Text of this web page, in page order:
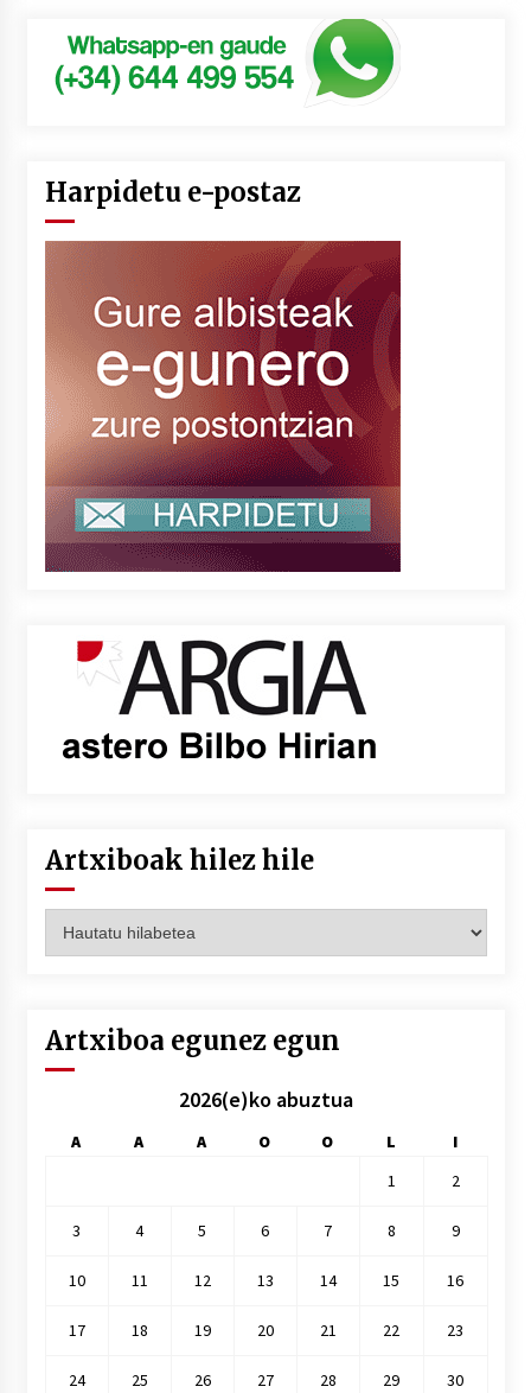
Harpidetu e-postaz
Artxiboak hilez hile
hilez
Artxiboa egunez egun
2026(e)ko abuztua
A A A O O L
I
1
2
3 4 5 6 7 8 9
10 11 12 13 14 15 16
17 18 19 20 21 22 23
24 25 26 27 28 29 30